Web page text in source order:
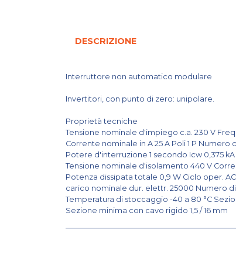
DESCRIZIONE
Interruttore non automatico modulare
Invertitori, con punto di zero: unipolare.
Proprietà tecniche
Tensione nominale d'impiego c.a. 230 V
Corrente nominale in A 25 A Poli 1 P Numero
Potere d'interruzione 1 secondo Icw 0,375 kA
Tensione nominale d'isolamento 440 V
Potenza dissipata totale 0,9 W Ciclo oper.
carico nominale dur. elettr. 25000 Numero
Temperatura di stoccaggio -40 a 80 °C
Sezione minima con cavo rigido 1,5 / 16 mm